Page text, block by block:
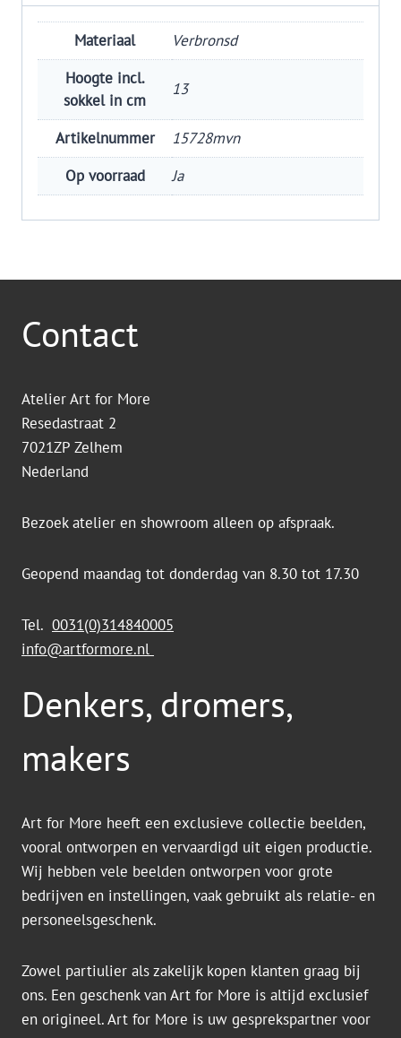
Materiaal
Verbronsd
Hoogte incl.
sokkel in cm
13
Artikelnummer
15728mvn
Op voorraad
Ja
Contact
Atelier Art for More
Resedastraat 2
7021ZP Zelhem
Nederland
Bezoek atelier en showroom alleen op afspraak.
Geopend maandag tot donderdag van 8.30 tot 17.30
Tel. 0031(0)314840005
info@artformore.nl
Denkers, dromers,
makers
Art for More heeft een exclusieve collectie beelden,
vooral ontworpen en vervaardigd uit eigen productie.
Wij hebben vele beelden ontworpen voor grote
bedrijven en instellingen, vaak gebruikt als relatie- en
personeelsgeschenk.
Zowel partiulier als zakelijk kopen klanten graag bij
ons. Een geschenk van Art for More is altijd exclusief
en origineel. Art for More is uw gesprekspartner voor